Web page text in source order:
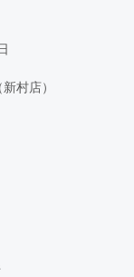
村店）